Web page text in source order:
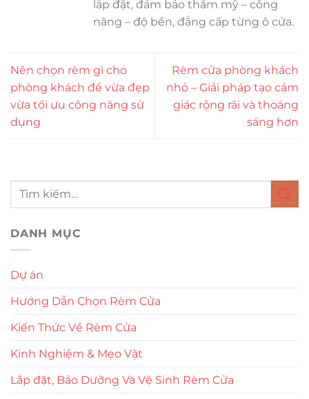
lắp đặt, đảm bảo thẩm mỹ – công
năng – độ bền, đẳng cấp từng ô cửa.
Nên chọn rèm gì cho
phòng khách để vừa đẹp
vừa tối ưu công năng sử
dụng
Rèm cửa phòng khách
nhỏ – Giải pháp tạo cảm
giác rộng rãi và thoáng
sáng hơn
DANH MỤC
Dự án
Hướng Dẫn Chọn Rèm Cửa
Kiến Thức Về Rèm Cửa
Kinh Nghiệm & Mẹo Vặt
Lắp đặt, Bảo Dưỡng Và Vệ Sinh Rèm Cửa